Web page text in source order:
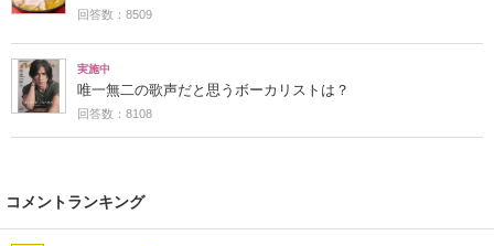
回答数：8509
実施中
唯一無二の歌声だと思うボーカリストは？
回答数：8108
コメントランキング